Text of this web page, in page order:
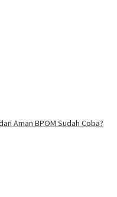
Aman BPOM Sudah Coba?